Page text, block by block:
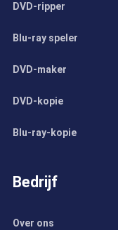
DVD-ripper
Blu-ray speler
DVD-maker
DVD-kopie
Blu-ray-kopie
Bedrijf
Over ons